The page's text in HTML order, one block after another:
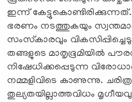
ഇന്ന്
ഭരണം നടത്തുകയും
സംസ്‌കാരവും
തങ്ങളുടെ മാതൃഭൂമിയില്‍
നിഷേധിക്കപ്പെടുന്ന
നമ്മളിവിടെ കാണുന്നു.
തുല്യതയില്ലാത്തവിധം